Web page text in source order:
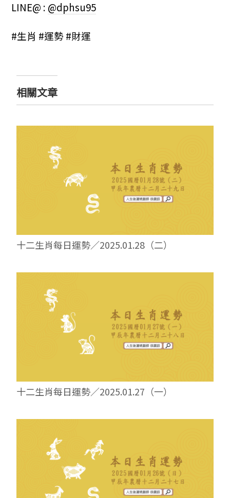
LINE@ : @dphsu95
#生肖 #運勢 #財運
相關文章
十二生肖每日運勢／2025.01.28（二）
十二生肖每日運勢／2025.01.27（一）